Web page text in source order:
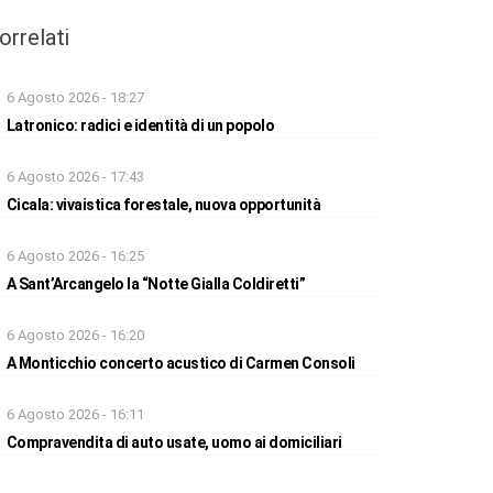
6 Agosto 2026 - 18:27
Latronico: radici e identità di un popolo
6 Agosto 2026 - 17:43
Cicala: vivaistica forestale, nuova opportunità
6 Agosto 2026 - 16:25
A Sant’Arcangelo la “Notte Gialla Coldiretti”
6 Agosto 2026 - 16:20
A Monticchio concerto acustico di Carmen Consoli
6 Agosto 2026 - 16:11
Compravendita di auto usate, uomo ai domiciliari